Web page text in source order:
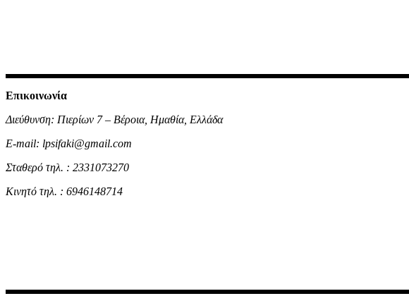
Επικοινωνία
Διεύθυνση: Πιερίων 7 – Βέροια, Ημαθία, Ελλάδα
E-mail: lpsifaki@gmail.com
Σταθερό τηλ. : 2331073270
Κινητό τηλ. : 6946148714